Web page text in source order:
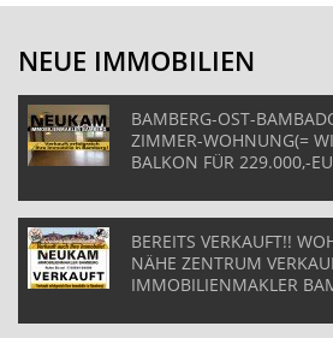
NEUE IMMOBILIEN
BAMBERG-OST-
ZIMMER-WOHNUNG(=
BALKON FÜR 229.000,-
BEREITS VERKAUFT!!
NÄHE ZENTRUM
IMMOBILIENMAKLER